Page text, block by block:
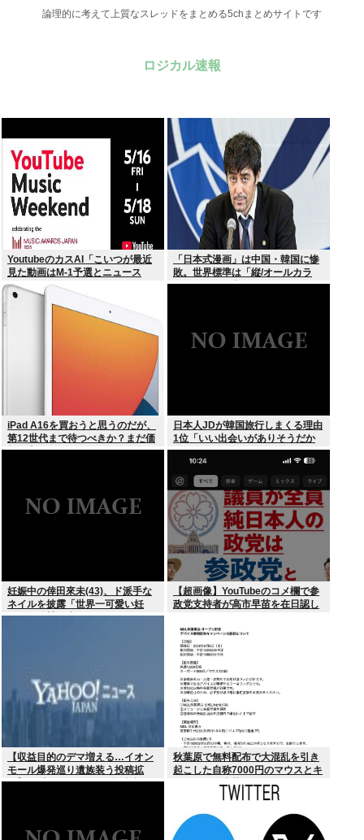
論理的に考えて上質なスレッドをまとめる5chまとめサイトです
ロジカル速報
YoutubeのカスAI「こいつが最近
見た動画はM-1予選とニュース
か…」
「日本式漫画」は中国・韓国に惨
敗。世界標準は「縦/オールカラ
ー」の”ウェブトゥーン”に
iPad A16を買おうと思うのだが、
第12世代まで待つべきか？まだ価
格が上がっていくようなら、いま
日本人JDが韓国旅行しまくる理由
1位「いい出会いがありそうだか
ら」
妊娠中の倖田來未(43)、ド派手な
ネイルを披露「世界一可愛い妊
婦」と称賛の声
【超画像】YouTubeのコメ欄で参
政党支持者が高市早苗を在日認し
【収益目的のデマ増える…イオン
モール爆発巡り遺族装う投稿拡
散】X（旧ツイッター）投稿者
秋葉原で無料配布で大混乱を引き
起こした自称7000円のマウスとキ
ーボード、中華サイトで1500円で
売られるゴミだったwww